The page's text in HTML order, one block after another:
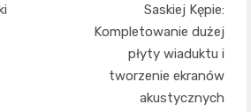
Saskiej Kępie:
Kompletowanie dużej
płyty wiaduktu i
tworzenie ekranów
akustycznych